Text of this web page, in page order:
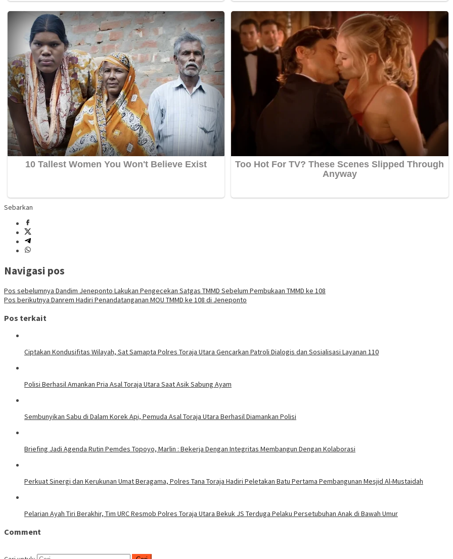
Sebarkan
Navigasi pos
Pos sebelumnya Dandim Jeneponto Lakukan Pengecekan Satgas TMMD Sebelum Pembukaan TMMD ke 108
Pos berikutnya Danrem Hadiri Penandatanganan MOU TMMD ke 108 di Jeneponto
Pos terkait
Ciptakan Kondusifitas Wilayah, Sat Samapta Polres Toraja Utara Gencarkan Patroli Dialogis dan Sosialisasi Layanan 110
Polisi Berhasil Amankan Pria Asal Toraja Utara Saat Asik Sabung Ayam
Sembunyikan Sabu di Dalam Korek Api, Pemuda Asal Toraja Utara Berhasil Diamankan Polisi
Briefing Jadi Agenda Rutin Pemdes Topoyo, Marlin : Bekerja Dengan Integritas Membangun Dengan Kolaborasi
Perkuat Sinergi dan Kerukunan Umat Beragama, Polres Tana Toraja Hadiri Peletakan Batu Pertama Pembangunan Mesjid Al-Mustaidah
Pelarian Ayah Tiri Berakhir, Tim URC Resmob Polres Toraja Utara Bekuk JS Terduga Pelaku Persetubuhan Anak di Bawah Umur
Comment